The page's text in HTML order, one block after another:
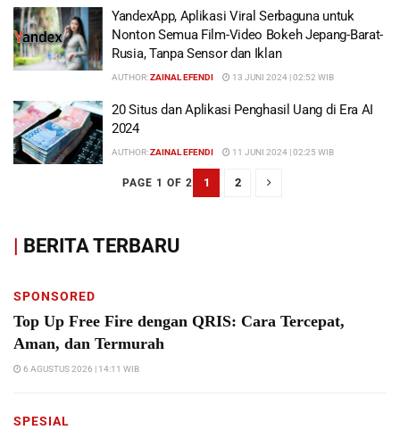
YandexApp, Aplikasi Viral Serbaguna untuk
Nonton Semua Film-Video Bokeh Jepang-Barat-
Rusia, Tanpa Sensor dan Iklan
AUTHOR:ZAINAL EFENDI 13 JUNI 2024 | 02:52 WIB
20 Situs dan Aplikasi Penghasil Uang di Era AI
2024
AUTHOR:ZAINAL EFENDI 11 JUNI 2024 | 02:25 WIB
PAGE 1 OF 2 1 2
| BERITA TERBARU
SPONSORED
Top Up Free Fire dengan QRIS: Cara Tercepat,
Aman, dan Termurah
6 AGUSTUS 2026 | 14:11 WIB
SPESIAL